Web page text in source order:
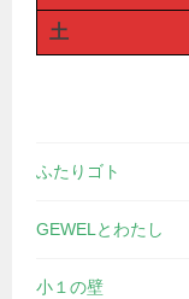
土
ふたりゴト
GEWELとわたし
小１の壁